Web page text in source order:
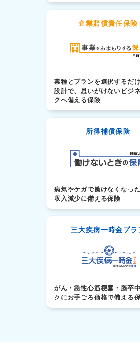
企業賠償責任保険
業種とプランを選択するだ
設計で、思いがけないビジ
クへ備える保険
所得補償保険
病気やケガで働けなくなっ
収入減少に備える保険
三大疾病一時金プラ
がん・急性心筋梗塞・脳卒
クにお手ごろ価格で備える